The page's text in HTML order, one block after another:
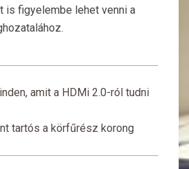
is figyelembe lehet venni a
amit a HDMi 2.0-ról tudni
tartós a körfűrész korong